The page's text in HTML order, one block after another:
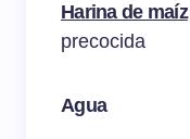
Harina de maíz
precocida
Agua